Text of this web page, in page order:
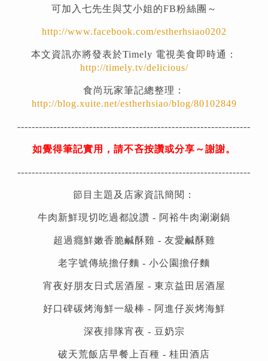
可加入七先生與艾小姐的FB粉絲團～
http://www.facebook.com/estherhsiao0202
本文資訊亦將發表於Timely 電視美食即時通：
http://timely.tv/delicious/
食尚玩家筆記總整理：
http://blog.xuite.net/estherhsiao/blog/80102849
-----------------------------------------------------------------
如覺得筆記實用，請不吝按讚或分享～謝謝。
-----------------------------------------------------------------
節目主題及店家資訊簡閱：
牛肉新鮮現切吃過都說讚 - 阿裕牛肉涮涮鍋
超過癮鮮嫩香脆鹹酥雞 - 友愛鹹酥雞
老字號傳統擔仔麵 - 小公園擔仔麵
宵夜好朋友日式居酒屋 - 東京益田居酒屋
好口碑碳烤海鮮一級棒 - 阿進仔炭烤海鮮
深夜排隊宵夜 - 豆奶宗
破天荒飯店早餐上百種 - 桂田酒店